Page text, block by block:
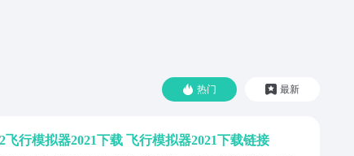
热门 最新
飞行模拟器2021下载 飞行模拟器2021下载链接